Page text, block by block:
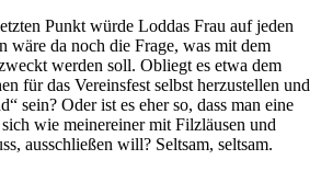
Punkt würde Loddas Frau auf jeden
wäre da noch die Frage, was mit dem
werden soll. Obliegt es etwa dem
für das Vereinsfest selbst herzustellen und
sein? Oder ist es eher so, dass man eine
wie meinereiner mit Filzläusen und
ausschließen will? Seltsam, seltsam.